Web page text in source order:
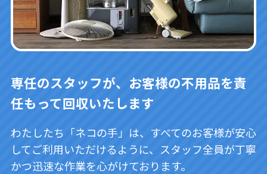
専任のスタッフが、お客様の不用品を責
任もって回収いたします
わたしたち「ネコの手」は、すべてのお客様が安心
してご利用いただけるように、スタッフ全員が丁寧
かつ迅速な作業を心がけております。